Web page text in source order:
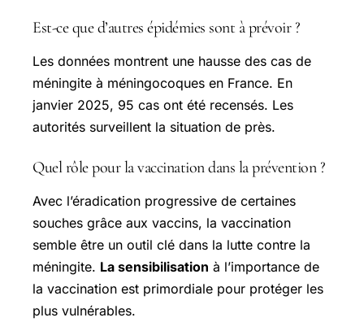
Est-ce que d’autres épidémies sont à prévoir ?
Les données montrent une hausse des cas de
méningite à méningocoques en France. En
janvier 2025, 95 cas ont été recensés. Les
autorités surveillent la situation de près.
Quel rôle pour la vaccination dans la prévention ?
Avec l’éradication progressive de certaines
souches grâce aux vaccins, la vaccination
semble être un outil clé dans la lutte contre la
méningite. La sensibilisation à l’importance de
la vaccination est primordiale pour protéger les
plus vulnérables.